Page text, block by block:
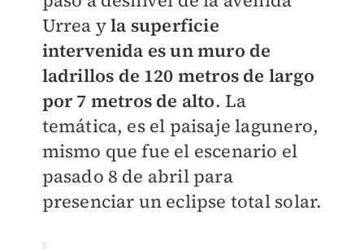
Urrea yla superficie
intervenida es un muro de
ladrillos de 120 metros de largo
por 7 metros de alto. La
temática, es el paisaje lagunero,
mismo que fue el escenario el
pasado 8 de abril para
presenciar un eclipse total solar.